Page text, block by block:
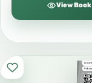
View Book